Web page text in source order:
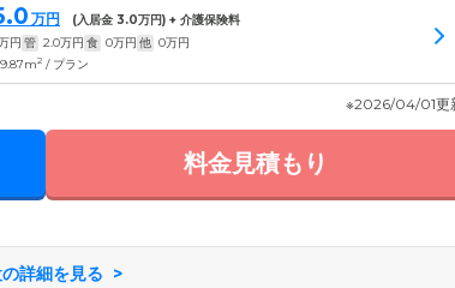
万円 (入居金 3.0万円) + 介護保険料
円 管 2.0万円 食 0万円 他 0万円
2 / プラン
※2026/04/01更
料金見積もり
詳細を見る